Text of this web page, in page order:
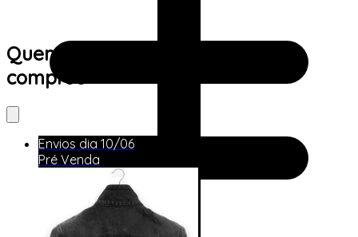
Quem viu este produto também
comprou